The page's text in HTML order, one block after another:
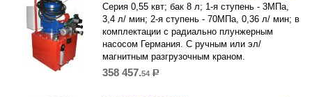
Серия 0,55 квт; бак 8 л; 1-я ступень - 3МПа,
3,4 л/ мин; 2-я ступень - 70МПа, 0,36 л/ мин; в
комплектации с радиально плунжерным
насосом Германия. С ручным или эл/
магнитным разгрузочным краном.
358 457.54 р.